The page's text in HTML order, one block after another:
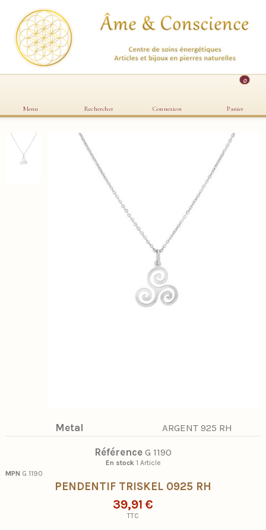
Menu Rechercher Connexion
0
Panier
Metal ARGENT 925 RH
Référence G 1190
En stock 1 Article
MPN G 1190
PENDENTIF TRISKEL 0925 RH
39,91 €
TTC